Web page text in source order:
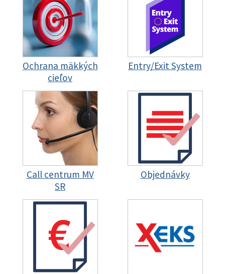
Ochrana mäkkých
cieľov
Entry/Exit System
Call centrum MV
SR
Objednávky